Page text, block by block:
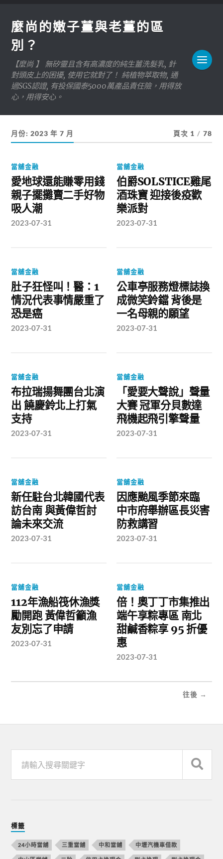
麼尚的嫩子薑與老薑的區
別？
【麼尚 】 無矽靈且含有高濃度的純生薑洗髮乳, 針
對頭皮上的困擾, 使用它就對了！ 純植物萃取物, 通
過SGS認證, 有投保國泰5000萬產品責任險，用得放
心，用得安心。
月份:2023 年 7 月 頁次 1 / 78
當舖金融
愛地球還能賺零用錢
親子擺攤賣二手好物
吸人潮
2023-07-31
當舖金融
伯爵SOLSTICE雞尾
酒珠寶 迎接後疫歡
樂派對
2023-07-31
當舖金融
肚子狂怪叫！醫：1
情況代表事情嚴重了
恐是癌
2023-07-31
當舖金融
公車亭服務燈標誌換
成微笑鈴鐺 背後是
一名母親的願望
2023-07-31
當舖金融
布拉瑞揚舞團台北演
出 饒慶鈴北上打氣
支持
2023-07-31
當舖金融
「愛要大聲說」聲量
大賽 冠軍分貝數達
飛機起飛引擎聲量
2023-07-31
當舖金融
新任駐台北韓國代表
訪台南 與黃偉哲討
論未來交流
2023-07-31
當舖金融
因應颱風季節來臨
中市府舉辦區長災害
防救講習
2023-07-31
當舖金融
112年漁船筏休漁獎
勵開跑 黃偉哲籲漁
友別忘了申請
2023-07-31
當舖金融
倍！奧丁丁市集推出
端午享粽專區 南北
甜鹹香粽享 95 折優
惠
2023-07-31
往後 →
標籤
24小時當舖 三重當舖 中和當舖 中壢汽機車借款